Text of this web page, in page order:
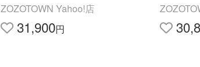
ZOZOTOWN Yahoo!店
31,900円